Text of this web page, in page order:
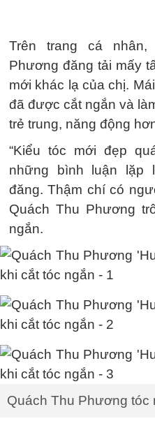
Trên trang cá
Phương đăng tải mấy
mới khác lạ của chị.
đã được cắt ngắn và
trẻ trung, năng động
“Kiểu tóc mới đẹp
những bình luận lặp
đăng. Thậm chí có
Quách Thu Phương
ngắn.
Quách Thu Phương tóc